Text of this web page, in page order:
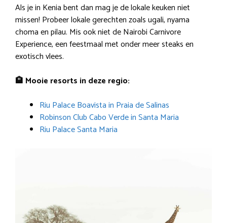
Als je in Kenia bent dan mag je de lokale keuken niet
missen! Probeer lokale gerechten zoals ugali, nyama
choma en pilau. Mis ook niet de Nairobi Carnivore
Experience, een feestmaal met onder meer steaks en
exotisch vlees.
🏨 Mooie resorts in deze regio:
Riu Palace Boavista in Praia de Salinas
Robinson Club Cabo Verde in Santa Maria
Riu Palace Santa Maria